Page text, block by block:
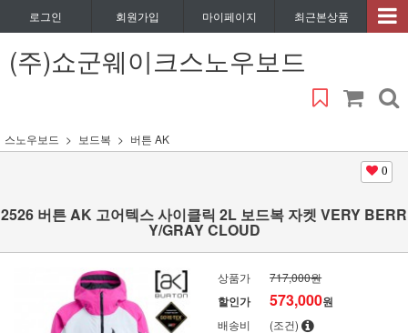
로그인 회원가입 마이페이지 최근본상품
(주)쇼군웨이크스노우보드
스노우보드 보드복 버튼 AK
0
2526 버튼 AK 고어텍스 사이클릭 2L 보드복 자켓 VERY BERR
Y/GRAY CLOUD
상품가 717,000원
할인가 573,000원
배송비 (조건)